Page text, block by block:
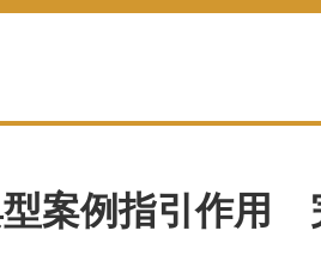
案例指引作用